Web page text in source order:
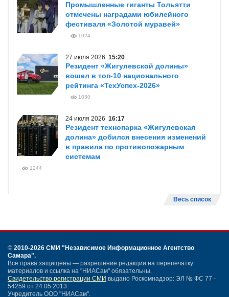
Промышленные гиганты Тольятти
отмечены наградами юбилейного
фестиваля «Золотой муравей»
1024
27 июля 2026 15:20
Резидент «Жигулевской долины»
вошел в топ-10 национального
рейтинга «ТехУспех-2026»
1030
24 июля 2026 16:17
Резидент технопарка «Жигулевская
долина» добился внесения изменений
в правила по противопожарным
системам
1244
Весь список
© 2010-2026 СМИ "Независимое Информационное Агентство
Самара".
Все права защищены — разрешение редакции на перепечатку
материалов и ссылка на "НИАСам" обязательны.
Свидетельство регистрации СМИ выдано Роскомнадзор: ЭЛ № ФС 77 -
54259 от 24.05.2013.
Учредитель ООО "НИАСам".